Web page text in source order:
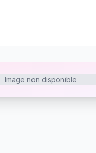
Image non disponible